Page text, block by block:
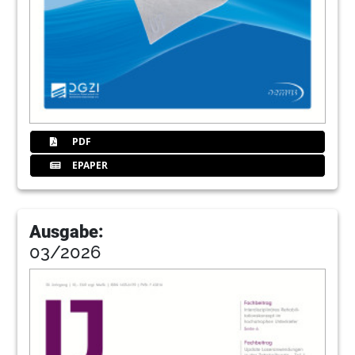
Geistlich Biomaterials Vertriebs GmbH
Septodont GmbH
48Kulzer – 160 Jahre dentale Kompetenz
Redaktion
5015 Jahre NSK Europe – 15 Jahre Erfolg
53 Hager & Meisinger GmbH
NewTom DVT – Die Erfinder der digitalen
Volumentomografie
PDF
EPAPER
Ausgabe:
03/2026